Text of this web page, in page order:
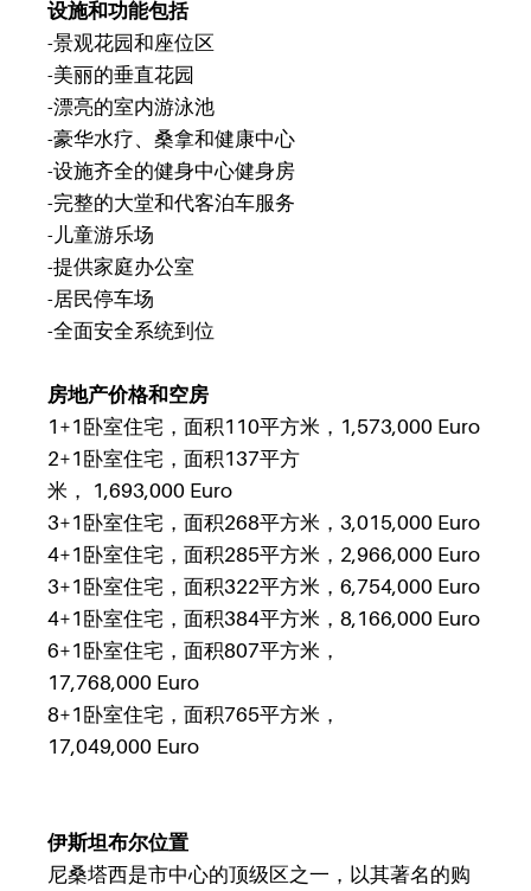
设施和功能包括
-景观花园和座位区
-美丽的垂直花园
-漂亮的室内游泳池
-豪华水疗、桑拿和健康中心
-设施齐全的健身中心健身房
-完整的大堂和代客泊车服务
-儿童游乐场
-提供家庭办公室
-居民停车场
-全面安全系统到位
房地产价格和空房
1+1卧室住宅，面积110平方米，1,573,000 Euro
2+1卧室住宅，面积137平方
米，
1,693,000 Euro
3+1卧室住宅，面积268平方米，3,015,000 Euro
4+1卧室住宅，面积285平方米，2,966,000 Euro
3+1卧室住宅，面积322平方米，6,754,000 Euro
4+1卧室住宅，面积384平方米，8,166,000 Euro
6+1卧室住宅，面积807平方米，
17,768,000 Euro
8+1卧室住宅，面积765平方米，
17,049,000 Euro
伊斯坦布尔位置
尼桑塔西是市中心的顶级区之一，以其著名的购